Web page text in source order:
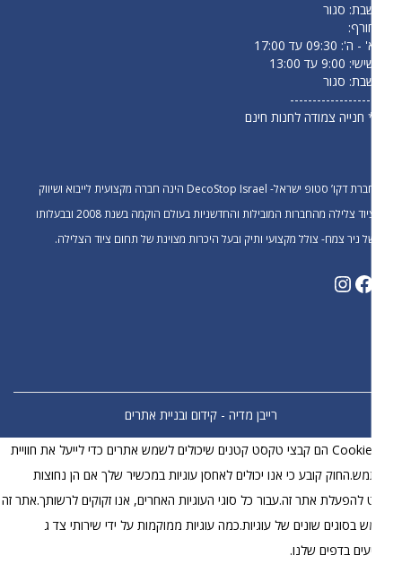
סגור
ה': 09:30 עד 17:00
סגור
חנייה צמודה לחנות חינם
חברת דקו’ סטופ ישראל- DecoStop Israel הינה חברה מקצועית לייבוא ושיווק
ציוד צלילה מהחברות המובילות והחדשניות בעולם הוקמה בשנת 2008 ובבעלותו
ניר צמח- צולל מקצועי ותיק ובעל היכרות מצוינת של תחום ציוד הצלילה.
רייבן מדיה - קידום ובניית אתרים
קובצי Cookie הם קבצי טקסט קטנים שיכולים לשמש אתרים כדי לייעל את חוויית
קובע כי אנו יכולים לאחסן עוגיות במכשיר שלך אם הן נחוצות
אתר זה.עבור כל סוגי העוגיות האחרים, אנו זקוקים לרשותך.אתר זה
שונים של עוגיות.כמה עוגיות ממוקמות על ידי שירותי צד ג
בדפים שלנו.